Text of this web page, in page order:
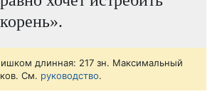
длинная: 217 зн. Максимальный
См. руководство.